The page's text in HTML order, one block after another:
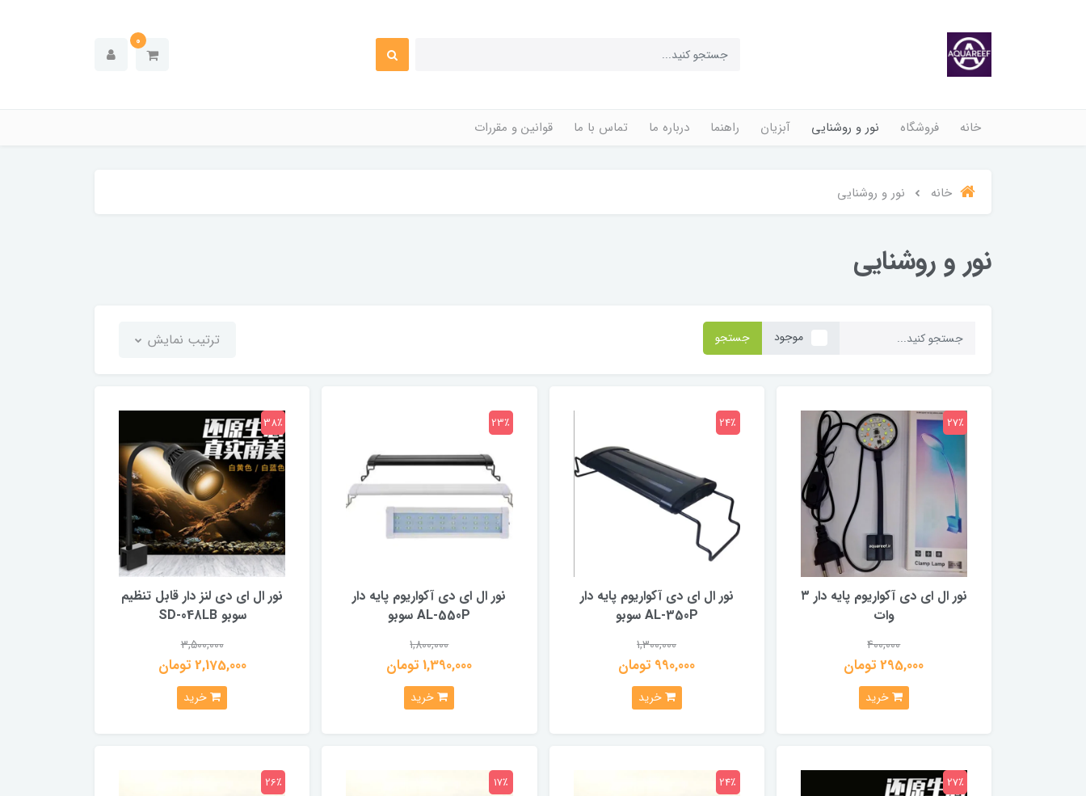
0
خانه فروشگاه نور و روشنایی آبزیان راهنما درباره ما تماس با ما قوانین و مقررات
خانه نور و روشنایی
نور و روشنایی
موجود جستجو ترتیب نمایش
نور ال ای دی آکواریوم پایه دار ۳
وات
400,000
295,000 تومان
27٪
خرید
نور ال ای دی آکواریوم پایه دار
AL-350P سوبو
1,300,000
990,000 تومان
24٪
خرید
نور ال ای دی آکواریوم پایه دار
AL-550P سوبو
1,800,000
1,390,000 تومان
23٪
خرید
نور ال ای دی لنز دار قابل تنظیم
سوبو SD-048LB
3,500,000
2,175,000 تومان
38٪
خرید
27٪ 24٪ 17٪ 26٪